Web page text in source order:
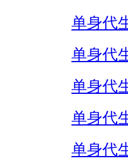
单身代
单身代
单身代
单身代
单身代